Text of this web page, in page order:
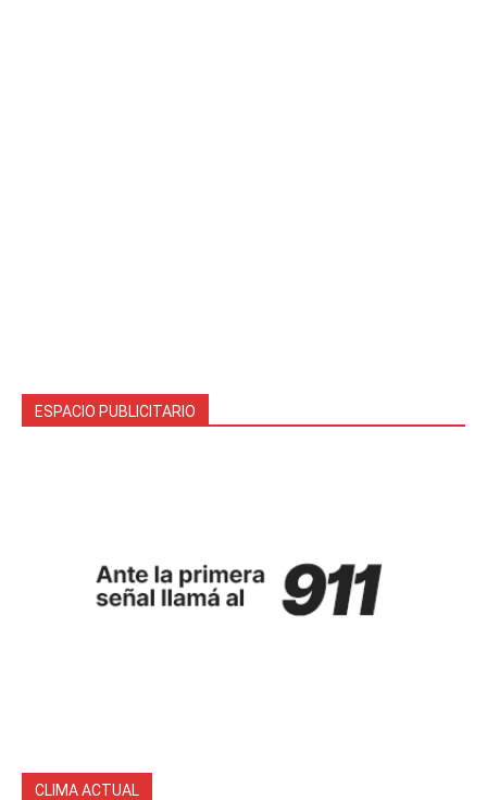
ESPACIO PUBLICITARIO
CLIMA ACTUAL